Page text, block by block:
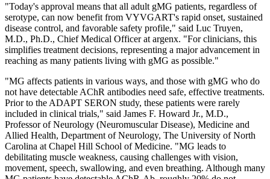
"Today's approval means that all adult gMG patients, regardless of
serotype, can now benefit from VYVGART's rapid onset, sustained
disease control, and favorable safety profile," said Luc Truyen,
M.D., Ph.D., Chief Medical Officer at argenx. "For clinicians, this
simplifies treatment decisions, representing a major advancement in
reaching as many patients living with gMG as possible."
"MG affects patients in various ways, and those with gMG who do
not have detectable AChR antibodies need safe, effective treatments.
Prior to the ADAPT SERON study, these patients were rarely
included in clinical trials," said James F. Howard Jr., M.D.,
Professor of Neurology (Neuromuscular Disease), Medicine and
Allied Health, Department of Neurology, The University of North
Carolina at Chapel Hill School of Medicine. "MG leads to
debilitating muscle weakness, causing challenges with vision,
movement, speech, swallowing, and even breathing. Although many